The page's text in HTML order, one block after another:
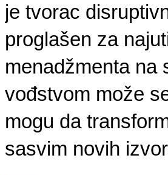
je tvorac
proglašen za
menadžmenta na
vođstvom može
mogu da
sasvim novih